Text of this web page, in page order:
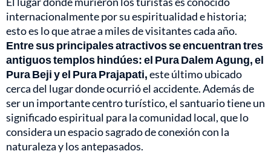
internacionalmente por su espiritualidad e historia;
esto es lo que atrae a miles de visitantes cada año.
Entre sus principales atractivos se encuentran tres
antiguos templos hindúes: el Pura Dalem Agung, el
Pura Beji y el Pura Prajapati,este último ubicado
cerca del lugar donde ocurrió el accidente. Además de
ser un importante centro turístico, el santuario tiene un
significado espiritual para la comunidad local, que lo
considera un espacio sagrado de conexión con la
naturaleza y los antepasados.